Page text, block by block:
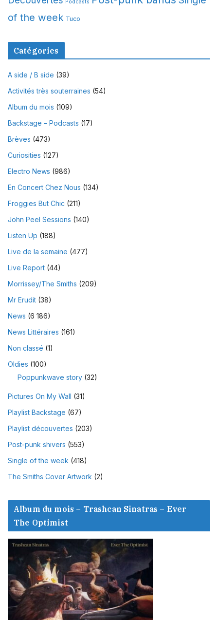
Podcasts
of the week Tuco
Catégories
A side / B side (39)
Activités très souterraines (54)
Album du mois (109)
Backstage – Podcasts (17)
Brèves (473)
Curiosities (127)
Electro News (986)
En Concert Chez Nous (134)
Froggies But Chic (211)
John Peel Sessions (140)
Listen Up (188)
Live de la semaine (477)
Live Report (44)
Morrissey/The Smiths (209)
Mr Erudit (38)
News (6 186)
News Littéraires (161)
Non classé (1)
Oldies (100)
Poppunkwave story (32)
Pictures On My Wall (31)
Playlist Backstage (67)
Playlist découvertes (203)
Post-punk shivers (553)
Single of the week (418)
The Smiths Cover Artwork (2)
Album du mois – Trashcan Sinatras – Ever
The Optimist